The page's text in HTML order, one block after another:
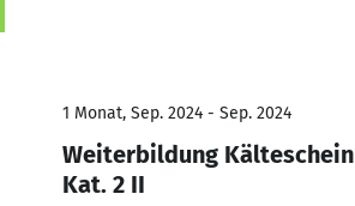
1 Monat, Sep. 2024 - Sep. 2024
Weiterbildung Kälteschein
Kat. 2 II